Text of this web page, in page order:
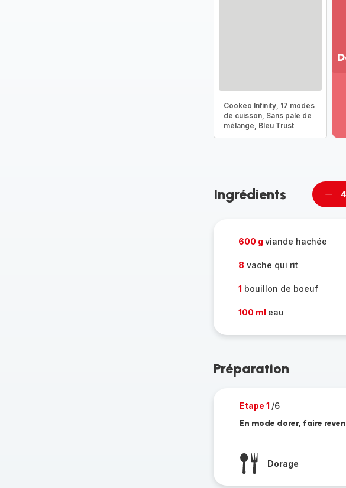
Cookeo Infinity, 17 modes
de cuisson, Sans pale de
mélange, Bleu Trust
Ingrédients
600 g viande hachée
8 vache qui rit
1 bouillon de boeuf
100 ml eau
Préparation
Etape 1 /6
En mode dorer, faire
Dorage